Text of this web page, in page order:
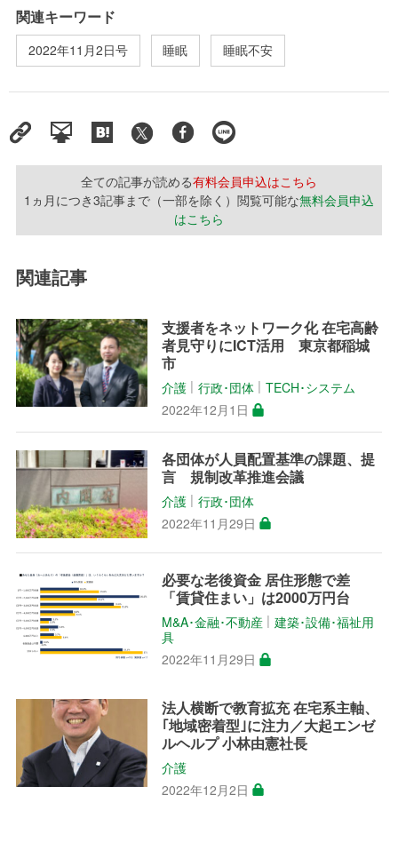
関連キーワード
2022年11月2日号 睡眠 睡眠不安
全ての記事が読める有料会員申込はこちら
1ヵ月につき3記事まで（一部を除く）閲覧可能な無料会員申込
はこちら
関連記事
支援者をネットワーク化 在宅高齢
者見守りにICT活用 東京都稲城
市
介護 │行政･団体 │TECH･システム
2022年12月1日
各団体が人員配置基準の課題、提
言 規制改革推進会議
介護 │行政･団体
2022年11月29日
必要な老後資金 居住形態で差
「賃貸住まい」は2000万円台
M&A･金融･不動産 │建築･設備･福祉用
具
2022年11月29日
法人横断で教育拡充 在宅系主軸、
｢地域密着型｣に注力／大起エンゼ
ルヘルプ 小林由憲社長
介護
2022年12月2日